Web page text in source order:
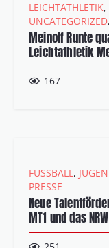
LEICHTATHLETIK,
UNCATEGORIZED,
Meinolf Runte
Leichtathletik
167
FUSSBALL,
PRESSE
Neue
MT1 und das